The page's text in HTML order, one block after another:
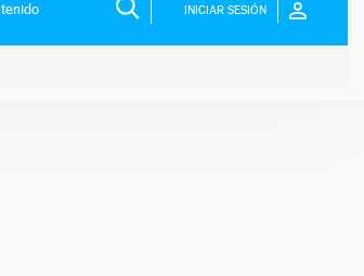
INICIAR SESIÓN